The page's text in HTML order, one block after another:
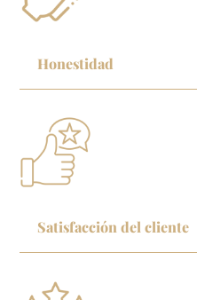
Honestidad
Satisfacción del cliente